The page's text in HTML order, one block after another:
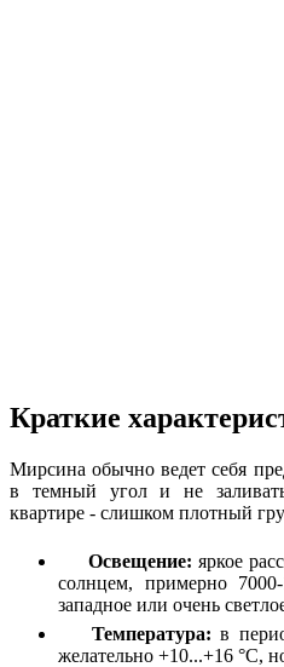
Краткие
Мирсина обычно ведет себя
в темный угол и не
квартире - слишком плотный
Освещение: яркое
солнцем, примерно
западное или очень
Температура: в
желательно +10...+16 °C,